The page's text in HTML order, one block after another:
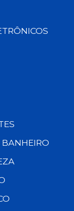
BANHEIRO